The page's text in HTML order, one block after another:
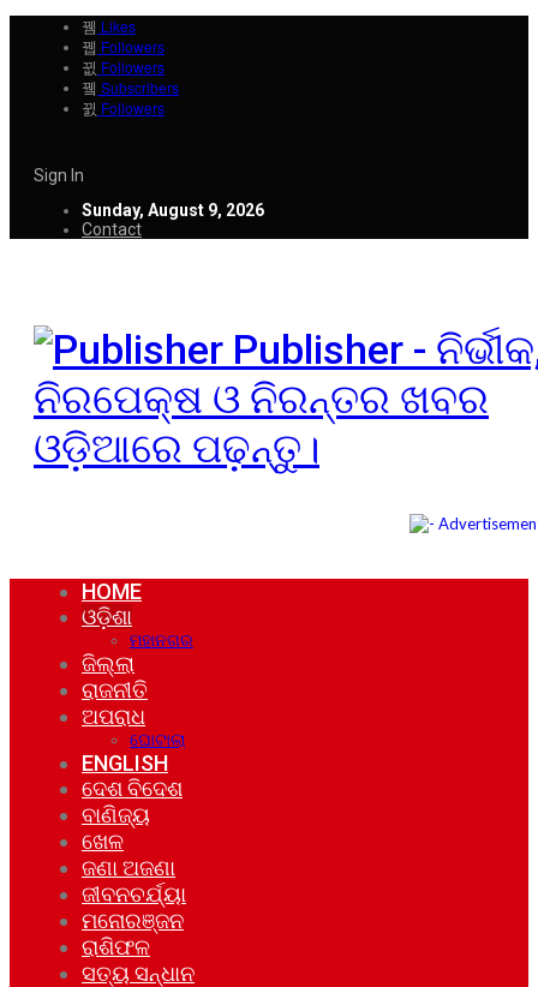
Likes
Followers
Followers
Subscribers
Followers
Sign In
Sunday, August 9, 2026
Contact
Publisher -
ନିରପେକ୍ଷ ଓ ନିରନ୍ତର ଖବର
ଓଡ଼ିଆରେ ପଢ଼ନ୍ତୁ।
HOME
ଓଡ଼ିଶା
ମହାନଗର
ଜିଲ୍ଲା
ରାଜନୀତି
ଅପରାଧ
ଘୋଟାଲା
ENGLISH
ଦେଶ ବିଦେଶ
ବାଣିଜ୍ୟ
ଖେଳ
ଜଣା ଅଜଣା
ଜୀବନଚର୍ଯ୍ୟା
ମନୋରଞ୍ଜନ
ରାଶିଫଳ
ସତ୍ୟ ସନ୍ଧାନ